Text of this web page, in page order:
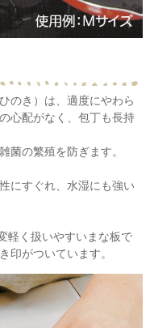
のき）は、適度にやわら
心配がなく、包丁も長持
菌の繁殖を防ぎます。
にすぐれ、水湿にも強い
軽く扱いやすいまな板で
印がついています。